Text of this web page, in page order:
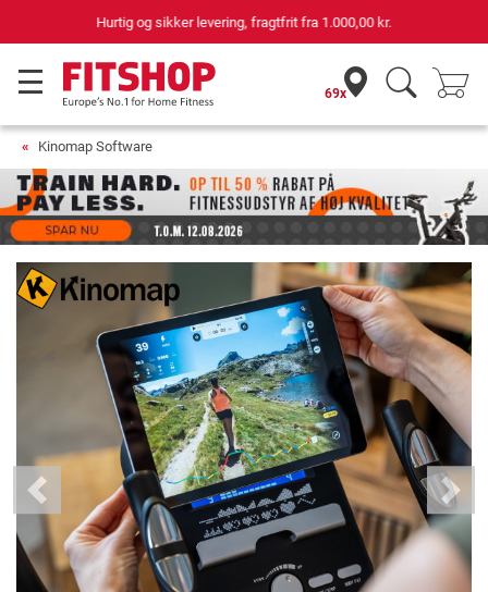
69 butikker med 75 egne servicemontører
69x
Kinomap Software
Previous Next